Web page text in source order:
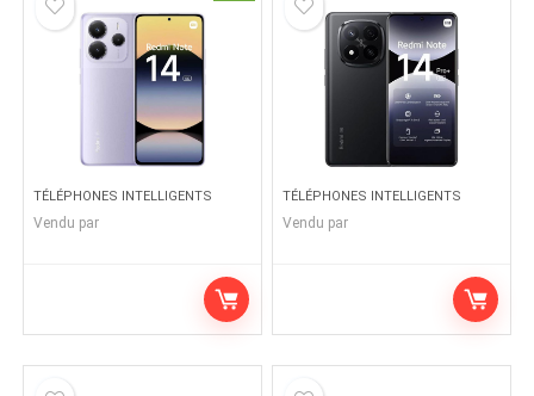
TÉLÉPHONES INTELLIGENTS
Vendu par
TÉLÉPHONES INTELLIGENTS
Vendu par